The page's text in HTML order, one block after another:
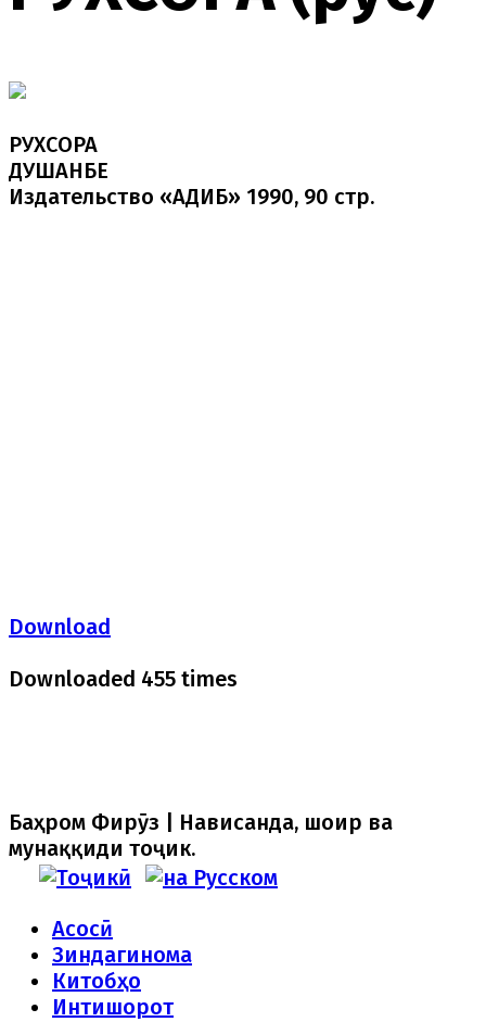
РУХСОРА
ДУШАНБЕ
Издательство «АДИБ» 1990, 90 стр.
Download
Downloaded 455 times
Баҳром Фирӯз | Нависанда, шоир ва
мунаққиди тоҷик.
Асосӣ
Зиндагинома
Китобҳо
Интишорот